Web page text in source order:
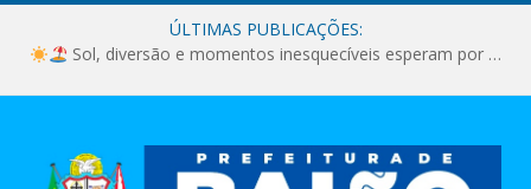
ÚLTIMAS PUBLICAÇÕES:
Sol, diversão e momentos inesquecíveis esperam por você!